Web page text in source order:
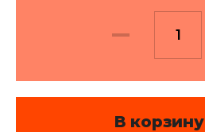
отпаривание
В корзину